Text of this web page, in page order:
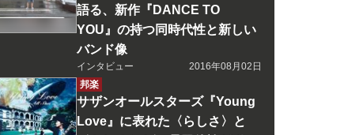
語る、新作『DANCE TO
YOU』の持つ同時代性と新しい
バンド像
インタビュー
2016年08月02日
邦楽
サザンオールスターズ『Young
Love』に表れた〈らしさ〉と